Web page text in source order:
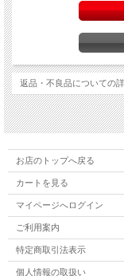
返品・不良品についての
お店のトップへ戻る
カートを見る
マイページへログイン
ご利用案内
特定商取引法表示
個人情報の取扱い